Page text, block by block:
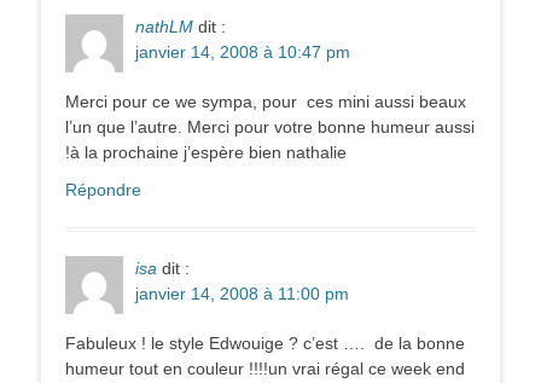
nathLM dit :
janvier 14, 2008 à 10:47 pm
Merci pour ce we sympa, pour ces mini aussi beaux
l’un que l’autre. Merci pour votre bonne humeur aussi
!à la prochaine j’espère bien nathalie
Répondre
isa dit :
janvier 14, 2008 à 11:00 pm
Fabuleux ! le style Edwouige ? c’est …. de la bonne
humeur tout en couleur !!!!un vrai régal ce week end